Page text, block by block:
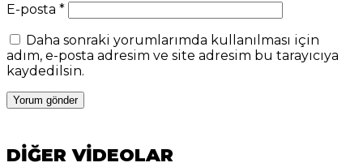
E-posta *
Daha sonraki yorumlarımda kullanılması için
adım, e-posta adresim ve site adresim bu tarayıcıya
kaydedilsin.
DİĞER VİDEOLAR